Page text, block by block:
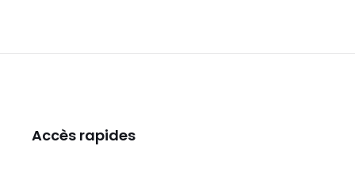
Accès rapides